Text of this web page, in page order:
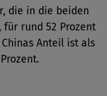
die in die beiden
rund 52 Prozent
Anteil ist als